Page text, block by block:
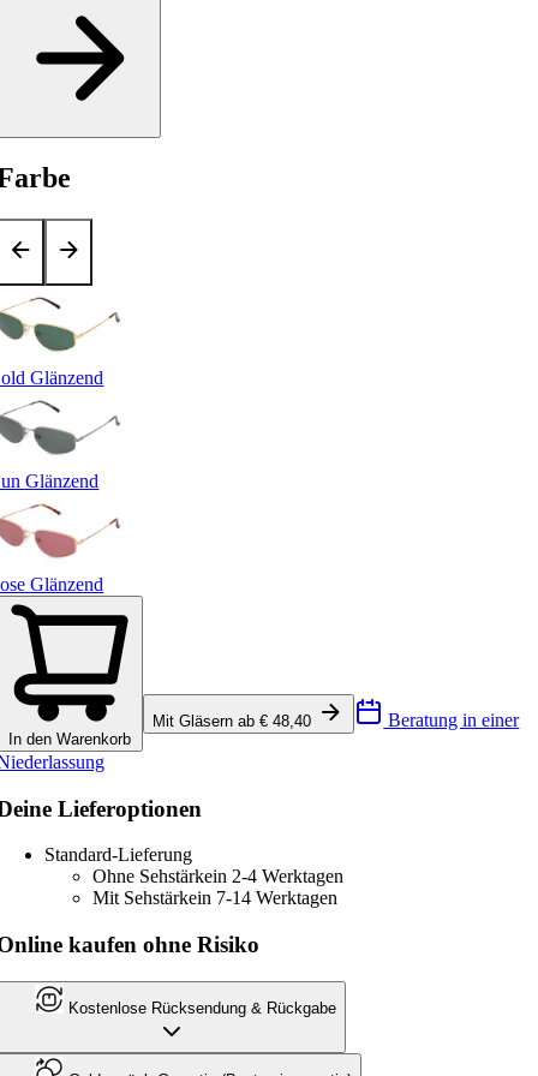
Glänzend
Glänzend
Glänzend
In den Warenkorb
Mit Gläsern ab € 48,40 Beratung in einer
Lieferoptionen
Standard-Lieferung
Ohne Sehstärkein 2-4 Werktagen
Mit Sehstärkein 7-14 Werktagen
kaufen ohne Risiko
Kostenlose Rücksendung & Rückgabe